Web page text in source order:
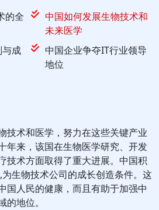
的全
中国如何发展生物技术和
未来医学
成
中国企业争夺IT行业领导
地位
技术和医学，努力在这些关键产业
年来，该国在生物医学研究、开发
技术方面取得了重大进展。中国积
生物技术公司的成长创造条件。这
国人民的健康，而且有助于加强中
地位。